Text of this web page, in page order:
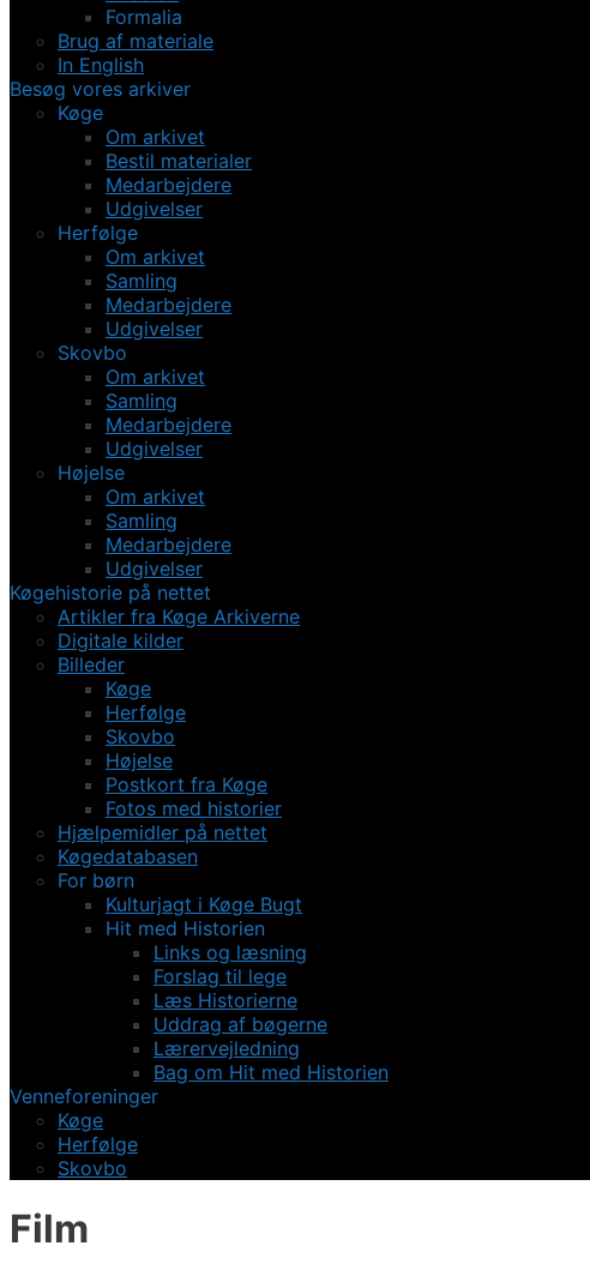
Formalia
Brug af materiale
In English
Besøg vores arkiver
Køge
Om arkivet
Bestil materialer
Medarbejdere
Udgivelser
Herfølge
Om arkivet
Samling
Medarbejdere
Udgivelser
Skovbo
Om arkivet
Samling
Medarbejdere
Udgivelser
Højelse
Om arkivet
Samling
Medarbejdere
Udgivelser
Køgehistorie på nettet
Artikler fra Køge Arkiverne
Digitale kilder
Billeder
Køge
Herfølge
Skovbo
Højelse
Postkort fra Køge
Fotos med historier
Hjælpemidler på nettet
Køgedatabasen
For børn
Kulturjagt i Køge Bugt
Hit med Historien
Links og læsning
Forslag til lege
Læs Historierne
Uddrag af bøgerne
Lærervejledning
Bag om Hit med Historien
Venneforeninger
Køge
Herfølge
Skovbo
Film